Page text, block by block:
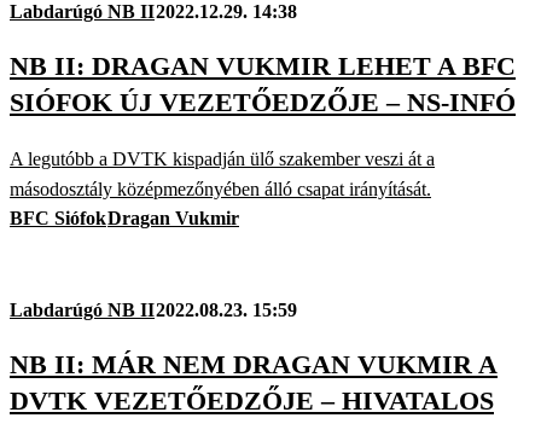
Labdarúgó NB II2022.12.29. 14:38
NB II: DRAGAN VUKMIR LEHET A BFC
SIÓFOK ÚJ VEZETŐEDZŐJE – NS-INFÓ
A legutóbb a DVTK kispadján ülő szakember veszi át a
másodosztály középmezőnyében álló csapat irányítását.
BFC SiófokDragan Vukmir
Labdarúgó NB II2022.08.23. 15:59
NB II: MÁR NEM DRAGAN VUKMIR A
DVTK VEZETŐEDZŐJE – HIVATALOS